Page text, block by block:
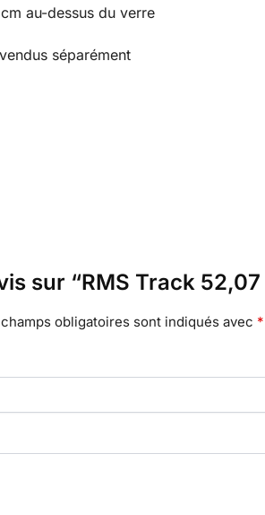
au-dessus du verre
séparément
sur “RMS Track
obligatoires sont indiqués avec *